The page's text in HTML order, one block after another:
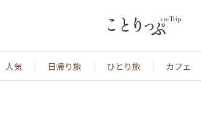
人気 日帰り旅 ひとり旅 カフェ